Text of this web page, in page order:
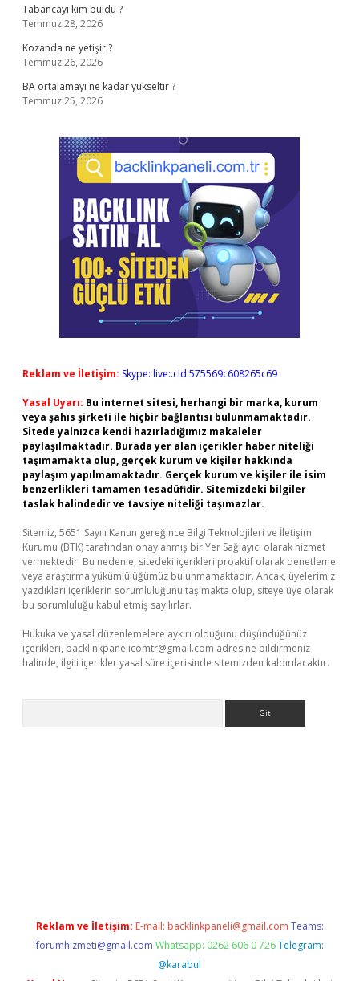
Tabancayı kim buldu ?
Temmuz 28, 2026
Kozanda ne yetişir ?
Temmuz 26, 2026
BA ortalamayı ne kadar yükseltir ?
Temmuz 25, 2026
Reklam ve İletişim: Skype: live:.cid.575569c608265c69
Yasal Uyarı: Bu internet sitesi, herhangi bir marka, kurum
veya şahıs şirketi ile hiçbir bağlantısı bulunmamaktadır.
Sitede yalnızca kendi hazırladığımız makaleler
paylaşılmaktadır. Burada yer alan içerikler haber niteliği
taşımamakta olup, gerçek kurum ve kişiler hakkında
paylaşım yapılmamaktadır. Gerçek kurum ve kişiler ile isim
benzerlikleri tamamen tesadüfidir. Sitemizdeki bilgiler
taslak halindedir ve tavsiye niteliği taşımazlar.
Sitemiz, 5651 Sayılı Kanun gereğince Bilgi Teknolojileri ve İletişim
Kurumu (BTK) tarafından onaylanmış bir Yer Sağlayıcı olarak hizmet
vermektedir. Bu nedenle, sitedeki içerikleri proaktif olarak denetleme
veya araştırma yükümlülüğümüz bulunmamaktadır. Ancak, üyelerimiz
yazdıkları içeriklerin sorumluluğunu taşımakta olup, siteye üye olarak
bu sorumluluğu kabul etmiş sayılırlar.
Hukuka ve yasal düzenlemelere aykırı olduğunu düşündüğünüz
içerikleri, backlinkpanelicomtr@gmail.com adresine bildirmeniz
halinde, ilgili içerikler yasal süre içerisinde sitemizden kaldırılacaktır.
Reklam ve İletişim: E-mail: backlinkpaneli@gmail.com Teams:
forumhizmeti@gmail.com Whatsapp: 0262 606 0 726 Telegram:
@karabul